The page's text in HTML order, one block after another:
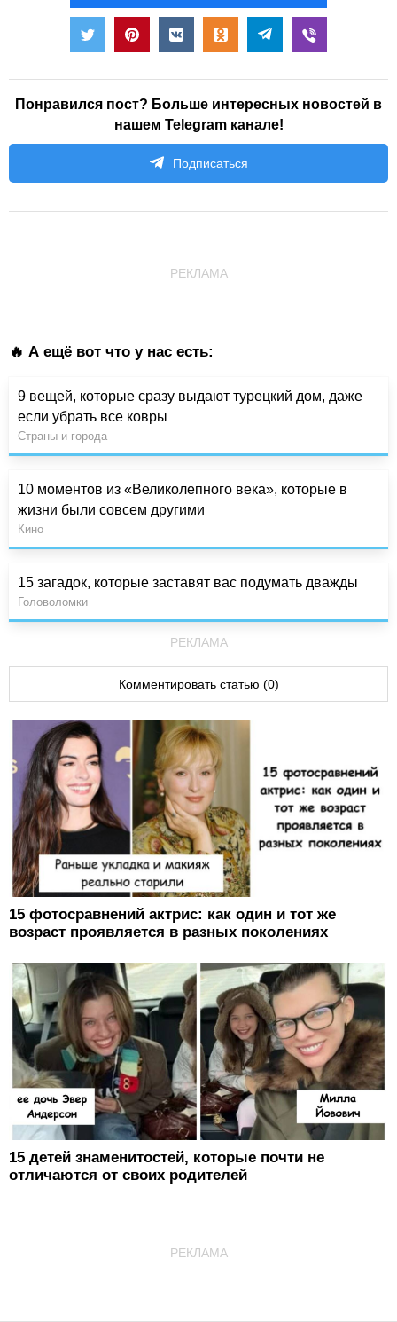
Понравился пост? Больше интересных новостей в
нашем Telegram канале!
Подписаться
РЕКЛАМА
🔥 А ещё вот что у нас есть:
9 вещей, которые сразу выдают турецкий дом, даже
если убрать все ковры
Страны и города
10 моментов из «Великолепного века», которые в
жизни были совсем другими
Кино
15 загадок, которые заставят вас подумать дважды
Головоломки
РЕКЛАМА
Комментировать статью (0)
15 фотосравнений актрис: как один и тот же
возраст проявляется в разных поколениях
15 детей знаменитостей, которые почти не
отличаются от своих родителей
РЕКЛАМА